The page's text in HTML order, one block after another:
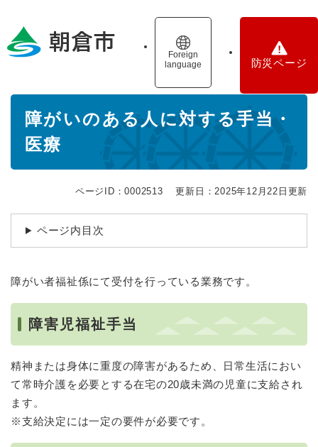
の
Foreign
language
防災ページ
障がいのある人に対する手当・
医療
ページID：0002513 更新日：2025年12月22日更新
ページ内目次
障がい者福祉係にて受付を行っている業務です。
障害児福祉手当
精神または身体に重度の障害があるため、日常生活におい
て常時介護を必要とする在宅の20歳未満の児童に支給され
ます。
※支給決定には一定の要件が必要です。